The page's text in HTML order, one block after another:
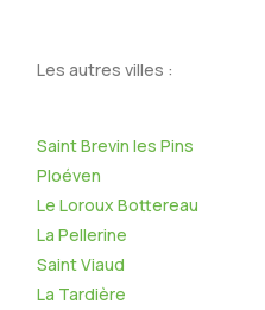
Les autres villes :
Saint Brevin les Pins
Ploéven
Le Loroux Bottereau
La Pellerine
Saint Viaud
La Tardière